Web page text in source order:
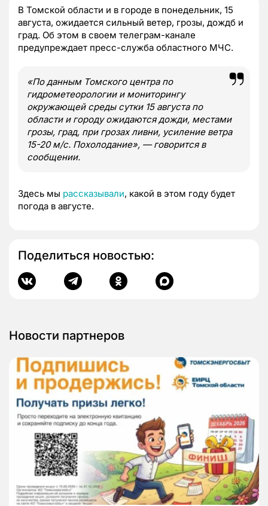
В Томской области и в городе в понедельник, 15
августа, ожидается сильный ветер, грозы, дождб и
град. Об этом в своем телеграм-канале
предупреждает пресс-служба областного МЧС.
«По данным Томского центра по
гидрометеорологии и мониторингу
окружающей среды сутки 15 августа по
области и городу ожидаются дожди, местами
грозы, град, при грозах ливни, усиление ветра
15-20 м/с. Похолодание», — говорится в
сообщении.
Здесь мы рассказывали, какой в этом году будет
погода в августе.
Поделиться новостью:
Новости партнеров